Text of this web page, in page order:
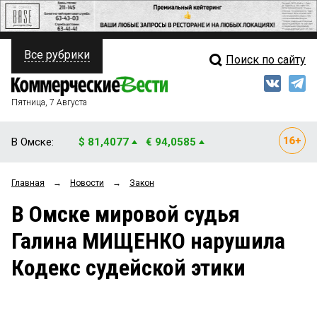
ПОЛИТИКА
ФИНАНСЫ
ОБЩЕСТВО
ЗАКОН
Свежий выпуск
Рейтинги
Блоги
Архив
Все рубрики Поиск по сайту
Пятница, 7 Августа
В Омске: $ 81,4077 € 94,0585
Главная → Новости → Закон
В Омске мировой судья
Галина МИЩЕНКО нарушила
Кодекс судейской этики